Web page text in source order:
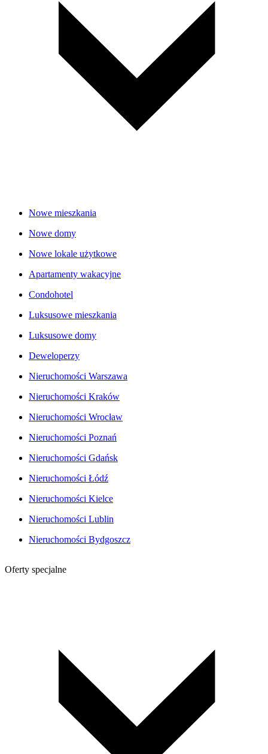
Nowe mieszkania
Nowe domy
Nowe lokale użytkowe
Apartamenty wakacyjne
Condohotel
Luksusowe mieszkania
Luksusowe domy
Deweloperzy
Nieruchomości Warszawa
Nieruchomości Kraków
Nieruchomości Wrocław
Nieruchomości Poznań
Nieruchomości Gdańsk
Nieruchomości Łódź
Nieruchomości Kielce
Nieruchomości Lublin
Nieruchomości Bydgoszcz
Oferty specjalne